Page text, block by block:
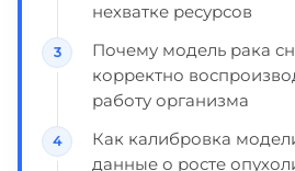
нехватке ресурсов
Почему модель рака
корректно
работу организма
Как калибровка
данные о росте